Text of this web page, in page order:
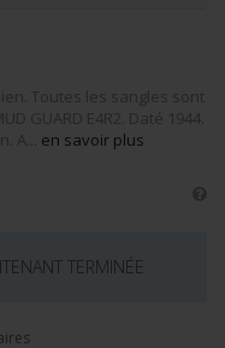
Toutes les sangles sont
GUARD E4R2. Daté 1944.
A... en savoir plus
TERMINÉE